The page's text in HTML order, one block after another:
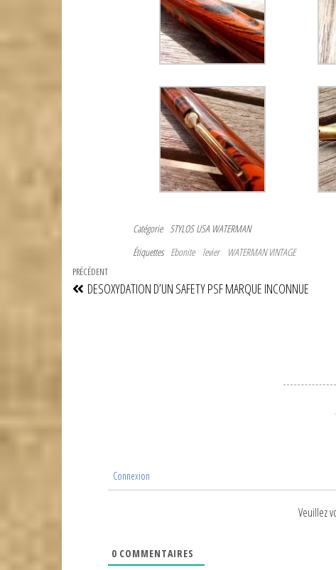
Catégorie STYLOS USA WATERMAN
Étiquettes Ebonite levier WATERMAN VINTAGE
Navigation
de
Article
précédent
PRÉCÉDENT
DESOXYDATION D’UN SAFETY PSF MARQUE INCONNUE
Connexion
Veuillez
0COMMENTAIRES